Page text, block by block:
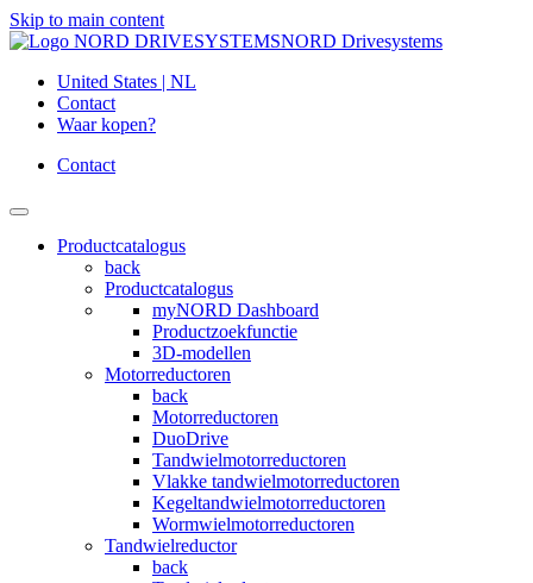
Skip to main content
NORD Drivesystems
United States | NL
Contact
Waar kopen?
Contact
Productcatalogus
back
Productcatalogus
myNORD Dashboard
Productzoekfunctie
3D-modellen
Motorreductoren
back
Motorreductoren
DuoDrive
Tandwielmotorreductoren
Vlakke tandwielmotorreductoren
Kegeltandwielmotorreductoren
Wormwielmotorreductoren
Tandwielreductor
back